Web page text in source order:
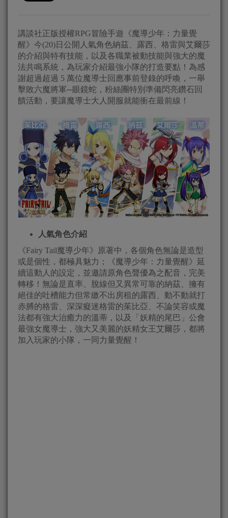
講談社正版授權RPG冒險手遊《魔導少年：力量覺
醒》今(20)日公開人氣角色納茲、露西、格雷與艾爾莎
的介紹與特有技能，以及各職業被動技能與強大的魔
法共鳴系統，為玩家介紹最強小隊的打造要點！為感
謝超過超過 5 萬位魔導士回應事前登錄的呼喚，一舉
擊敗六魔將軍─眼鏡蛇，粉絲團特別準備閃亮鑽石回
饋活動，要讓魔導士大人開服就能衝在最前線！
人氣角色介紹
《Fairy Tail魔導少年》原著中，各個角色無論是造型
或是個性，都極具魅力；《魔導少年：力量覺醒》延
續這動人的設定，並邀請原角色聲優為之配音，完美
轉移！無論是直率、脫線但又異常可靠的納茲、擁有
絕佳的吐槽能力但常繳不出房租的露西、動不動就打
赤膊的格雷、深深癡迷格雷的茱比亞、不論笑容或魔
法都有強大治癒力的溫蒂，以及「妖精的尾巴」公會
最強女魔導士，強大又美麗的妖精女王艾爾莎，都將
加入玩家的小隊，一同力量覺醒！